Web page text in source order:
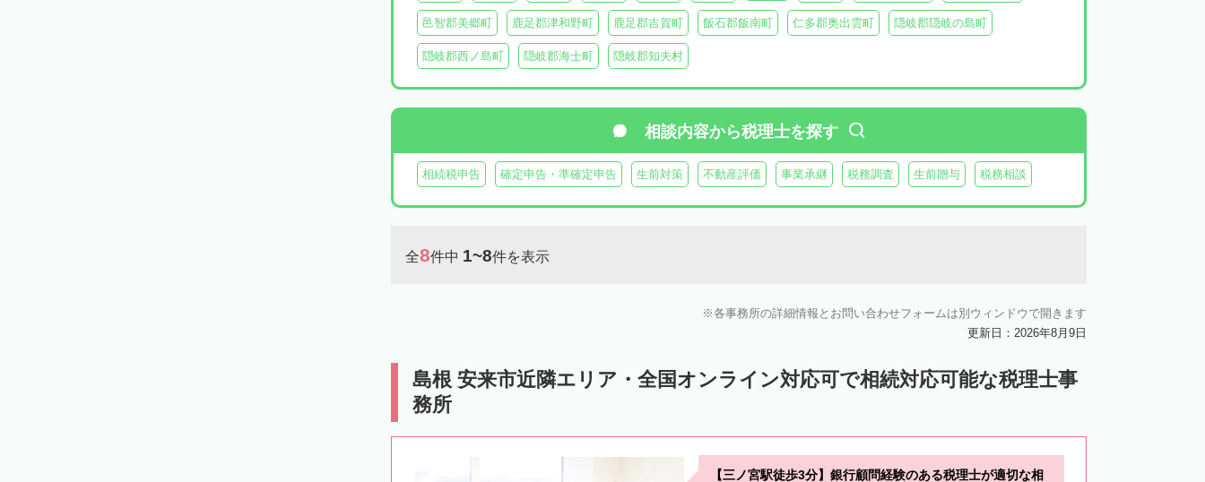
邑智郡美郷町 鹿足郡津和野町 鹿足郡吉賀町 飯石郡飯南町 仁多郡奥出雲町 隠岐郡隠岐の島町
隠岐郡西ノ島町 隠岐郡海士町 隠岐郡知夫村
相談内容から税理士を探す
相続税申告 確定申告・準確定申告 生前対策 不動産評価 事業承継 税務調査 生前贈与 税務相談
全8件中 1~8件を表示
各事務所の詳細情報とお問い合わせフォームは別ウィンドウで開きます
更新日：2026年8月9日
島根 安来市近隣エリア・全国オンライン対応可で相続対応可能な税理士事
務所
【三ノ宮駅徒歩3分】銀行顧問経験のある税理士が適切な相